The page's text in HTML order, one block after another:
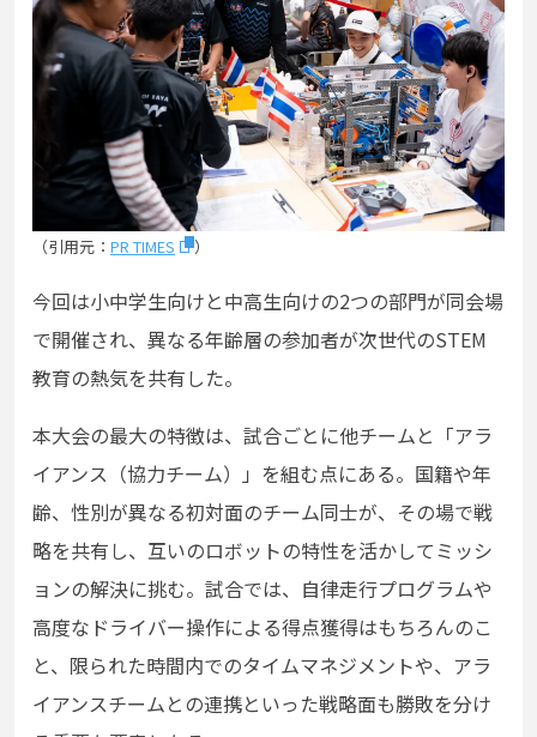
（引用元： PR TIMES ）
今回は小中学生向けと中高生向けの2つの部門が同会場
で開催され、異なる年齢層の参加者が次世代のSTEM
教育の熱気を共有した。
本大会の最大の特徴は、試合ごとに他チームと「アラ
イアンス（協力チーム）」を組む点にある。国籍や年
齢、性別が異なる初対面のチーム同士が、その場で戦
略を共有し、互いのロボットの特性を活かしてミッシ
ョンの解決に挑む。試合では、自律走行プログラムや
高度なドライバー操作による得点獲得はもちろんのこ
と、限られた時間内でのタイムマネジメントや、アラ
イアンスチームとの連携といった戦略面も勝敗を分け